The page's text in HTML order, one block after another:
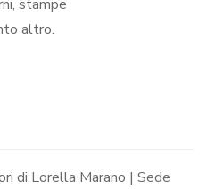
stampe
altro.
di Lorella Marano | Sede